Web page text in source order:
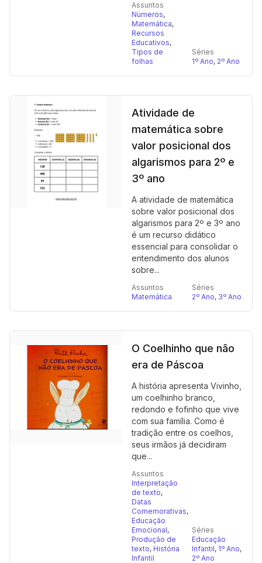
Assuntos
Números,
Matemática,
Recursos
Educativos,
Tipos de
folhas
Séries
1º Ano, 2º Ano
Atividade de
matemática sobre
valor posicional dos
algarismos para 2º e
3º ano
A atividade de matemática
sobre valor posicional dos
algarismos para 2º e 3º ano
é um recurso didático
essencial para consolidar o
entendimento dos alunos
sobre...
Assuntos
Matemática
Séries
2º Ano, 3º Ano
O Coelhinho que não
era de Páscoa
A história apresenta Vivinho,
um coelhinho branco,
redondo e fofinho que vive
com sua família. Como é
tradição entre os coelhos,
seus irmãos já decidiram
que...
Assuntos
Interpretação
de texto,
Datas
Comemorativas,
Educação
Emocional,
Produção de
texto, História
Infantil
Séries
Educação
Infantil, 1º Ano,
2º Ano